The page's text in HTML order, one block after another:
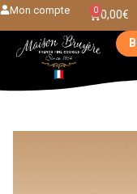
Mon compte 0,00€
0